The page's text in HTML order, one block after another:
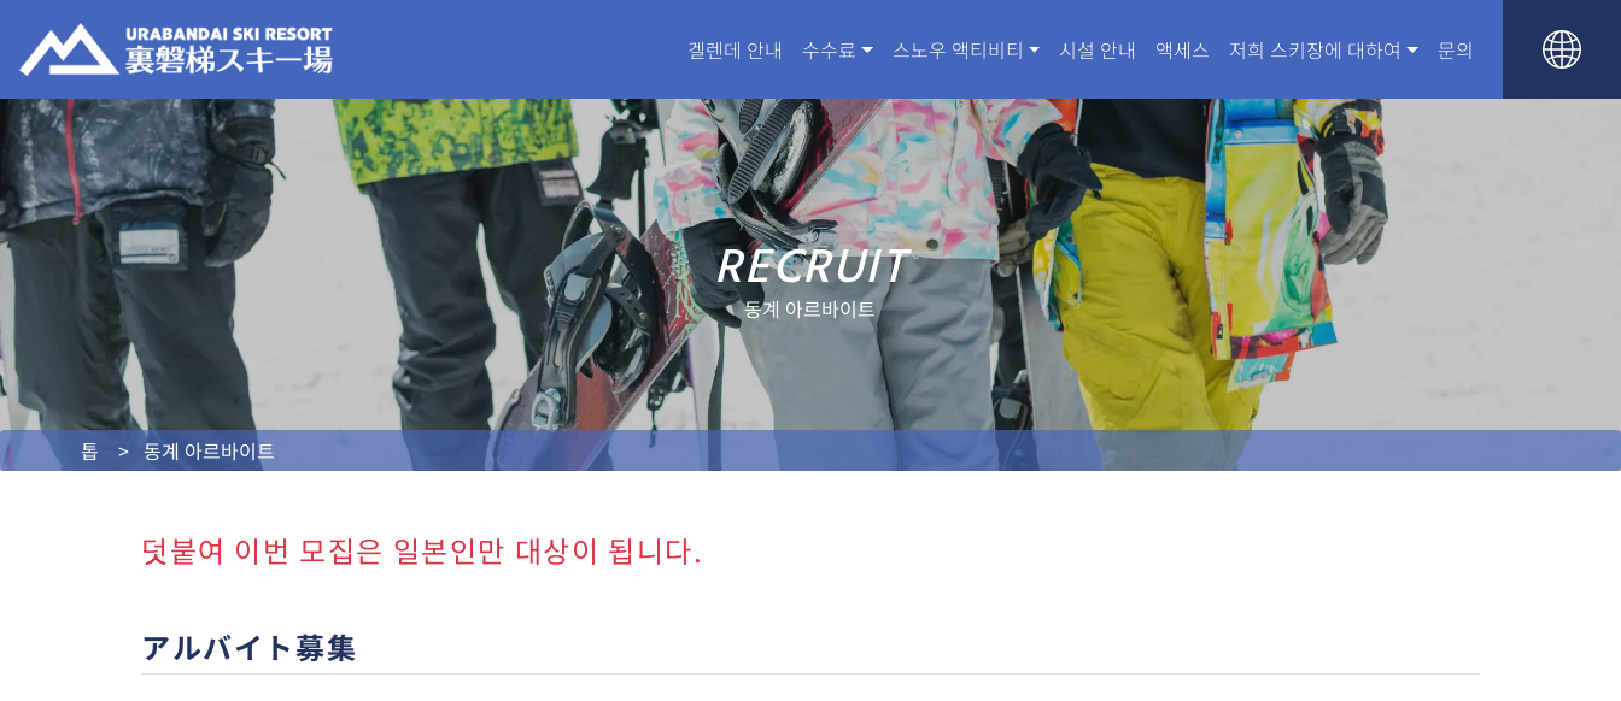
겔렌데 안내 수수료 스노우 액티비티 시설 안내 액세스 저희 스키장에 대하여 문의
RECRUIT
동계 아르바이트
톱 동계 아르바이트
덧붙여 이번 모집은 일본인만 대상이 됩니다.
アルバイト募集